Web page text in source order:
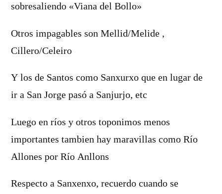
sobresaliendo «Viana del Bollo»
Otros impagables son Mellid/Melide ,
Cillero/Celeiro
Y los de Santos como Sanxurxo que en lugar de
ir a San Jorge pasó a Sanjurjo, etc
Luego en ríos y otros toponimos menos
importantes tambien hay maravillas como Río
Allones por Río Anllons
Respecto a Sanxenxo, recuerdo cuando se